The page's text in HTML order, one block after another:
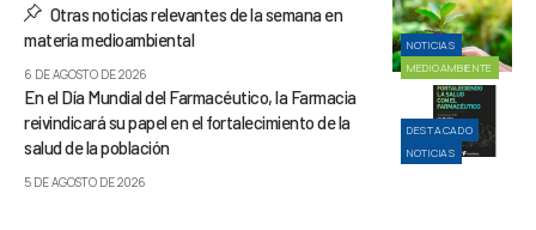
NOTICIAS
MEDIOAMBIENTE
Otras noticias relevantes de la semana en
materia medioambiental
6 DE AGOSTO DE 2026
DESTACADO
NOTICIAS
En el Día Mundial del Farmacéutico, la Farmacia
reivindicará su papel en el fortalecimiento de la
salud de la población
5 DE AGOSTO DE 2026